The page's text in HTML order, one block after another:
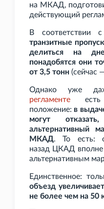
на МКАД,
действующий
В
транзитные
делиться на
понадобятся они
от 3,5 тонн (сейчас
Однако уже
регламенте есть
положение: в
могут
альтернативный
МКАД. То есть:
назад ЦКАД вполне
альтернативным
Единственное:
объезд
не более чем на 50